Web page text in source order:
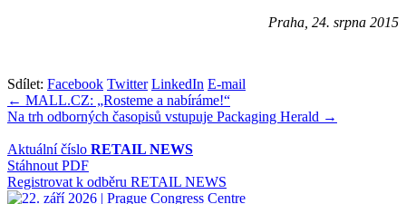
Praha, 24. srpna 2015
Sdílet: Facebook Twitter LinkedIn E-mail
Navigace
pro
příspěvek
← MALL.CZ: „Rosteme a nabíráme!“
Na trh odborných časopisů vstupuje Packaging Herald →
Aktuální číslo RETAIL NEWS
Stáhnout PDF
Registrovat k odběru RETAIL NEWS